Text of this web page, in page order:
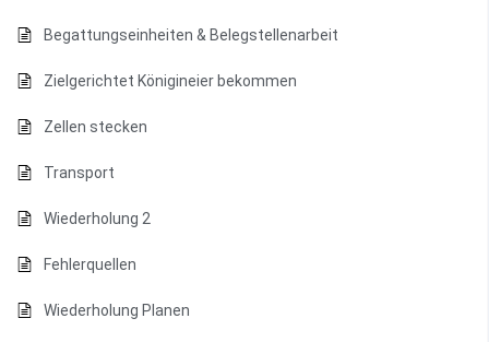
Begattungseinheiten & Belegstellenarbeit
Zielgerichtet Königineier bekommen
Zellen stecken
Transport
Wiederholung 2
Fehlerquellen
Wiederholung Planen